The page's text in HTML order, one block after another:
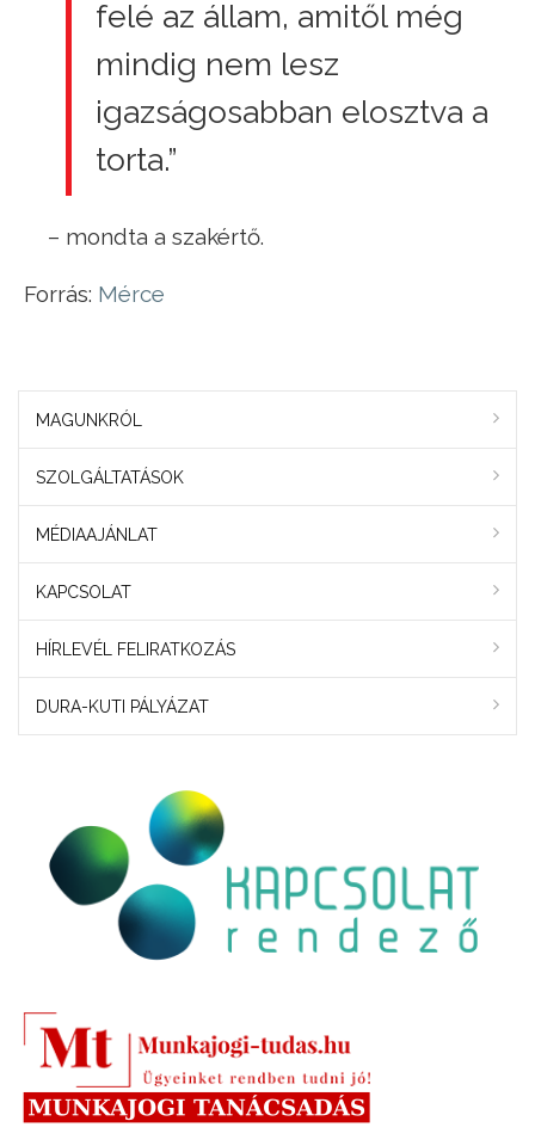
felé az állam, amitől még
mindig nem lesz
igazságosabban elosztva a
torta.”
– mondta a szakértő.
Forrás: Mérce
MAGUNKRÓL
SZOLGÁLTATÁSOK
MÉDIAAJÁNLAT
KAPCSOLAT
HÍRLEVÉL FELIRATKOZÁS
DURA-KUTI PÁLYÁZAT